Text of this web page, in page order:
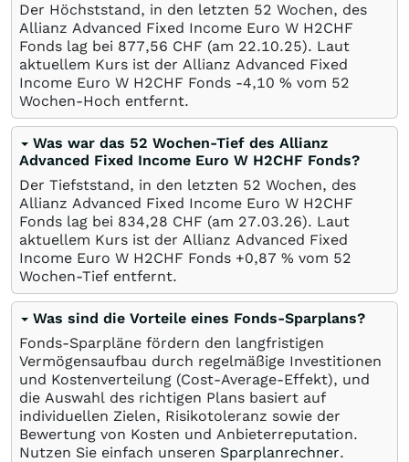
Der Höchststand, in den letzten 52 Wochen, des
Allianz Advanced Fixed Income Euro W H2CHF
Fonds lag bei 877,56 CHF (am 22.10.25). Laut
aktuellem Kurs ist der Allianz Advanced Fixed
Income Euro W H2CHF Fonds -4,10 % vom 52
Wochen-Hoch entfernt.
Was war das 52 Wochen-Tief des Allianz
Advanced Fixed Income Euro W H2CHF Fonds?
Der Tiefststand, in den letzten 52 Wochen, des
Allianz Advanced Fixed Income Euro W H2CHF
Fonds lag bei 834,28 CHF (am 27.03.26). Laut
aktuellem Kurs ist der Allianz Advanced Fixed
Income Euro W H2CHF Fonds +0,87 % vom 52
Wochen-Tief entfernt.
Was sind die Vorteile eines Fonds-Sparplans?
Fonds-Sparpläne fördern den langfristigen
Vermögensaufbau durch regelmäßige Investitionen
und Kostenverteilung (Cost-Average-Effekt), und
die Auswahl des richtigen Plans basiert auf
individuellen Zielen, Risikotoleranz sowie der
Bewertung von Kosten und Anbieterreputation.
Nutzen Sie einfach unseren Sparplanrechner.